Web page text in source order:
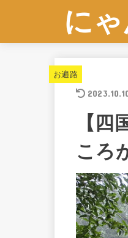
に
お遍路
【
ころ